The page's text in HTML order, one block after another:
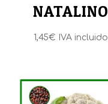
NATALINO
1,45€ IVA incluido